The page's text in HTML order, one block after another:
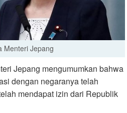
Menteri Jepang
Jepang mengumumkan bahwa
dengan negaranya telah
mendapat izin dari Republik